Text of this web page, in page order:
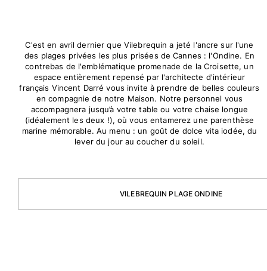
Tous les articles
Maillots de bain
Short de bain
Bébé
Classique
Classique stretch
Classique ultra-léger
Maillots de Bain magiques
C'est en avril dernier que Vilebrequin a jeté l'ancre sur l'une
des plages privées les plus prisées de Cannes : l'Ondine. En
contrebas de l'emblématique promenade de la Croisette, un
espace entièrement repensé par l'architecte d'intérieur
français Vincent Darré vous invite à prendre de belles couleurs
en compagnie de notre Maison. Notre personnel vous
accompagnera jusqu’à votre table ou votre chaise longue
(idéalement les deux !), où vous entamerez une parenthèse
marine mémorable. Au menu : un goût de dolce vita iodée, du
lever du jour au coucher du soleil.
VILEBREQUIN PLAGE ONDINE